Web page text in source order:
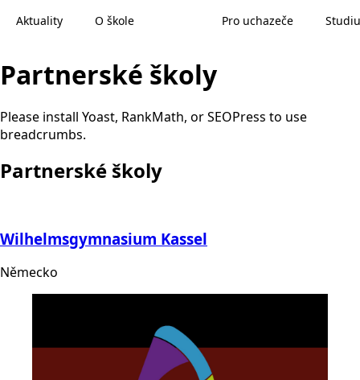
Aktuality O škole Pro uchazeče
Partnerské školy
Please install Yoast, RankMath, or SEOPress to use
breadcrumbs.
Partnerské školy
Wilhelmsgymnasium Kassel
Německo